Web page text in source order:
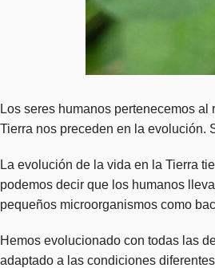
Los seres humanos pertenecemos
Tierra nos preceden en la evolución.
La evolución de la vida en la Tierra
podemos decir que los humanos
pequeños microorganismos como
Hemos evolucionado con todas las
adaptado a las condiciones